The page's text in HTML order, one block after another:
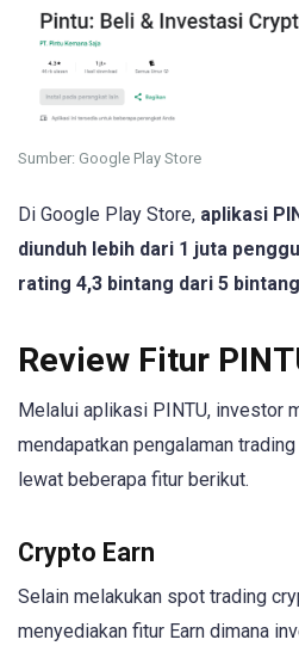
Sumber: Google Play Store
Di Google Play Store, aplikasi
diunduh lebih dari 1 juta
rating 4,3 bintang dari 5
Review Fitur
Melalui aplikasi PINTU, investor
mendapatkan pengalaman
lewat beberapa fitur berikut.
Crypto Earn
Selain melakukan spot trading
menyediakan fitur Earn dimana